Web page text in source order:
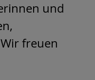
und
freuen